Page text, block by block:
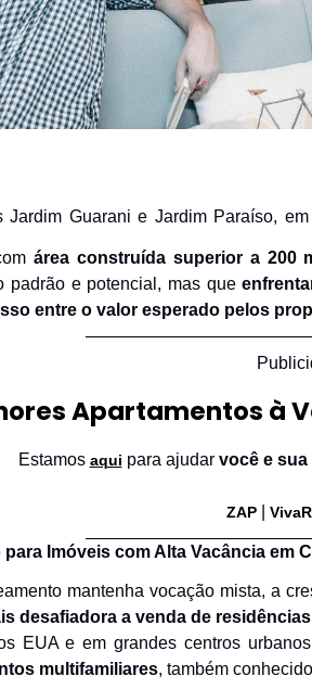
Jardim Guarani e Jardim Paraíso,
área construída superior a 200
padrão e potencial, mas que
entre o valor esperado pelos
Apartamentos à
Estamos aqui para ajudar você e
ZAP
Imóveis com Alta Vacância em
mantenha vocação mista, a
desafiadora a venda de
multifamiliares, também